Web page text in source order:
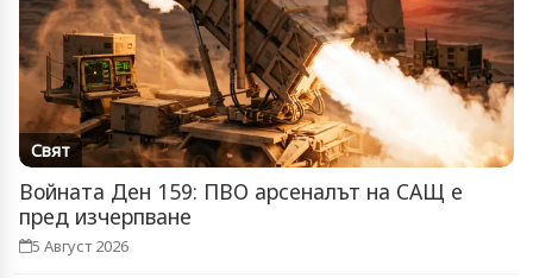
Свят
Войната Ден 159: ПВО арсеналът на САЩ е
пред изчерпване
5 Август 2026